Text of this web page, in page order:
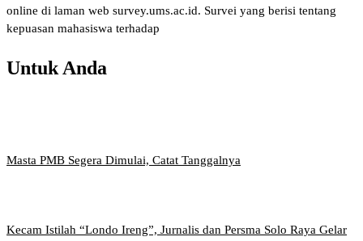
online di laman web survey.ums.ac.id. Survei yang berisi tentang
kepuasan mahasiswa terhadap
Untuk Anda
Masta PMB Segera Dimulai, Catat Tanggalnya
Kecam Istilah “Londo Ireng”, Jurnalis dan Persma Solo Raya Gelar